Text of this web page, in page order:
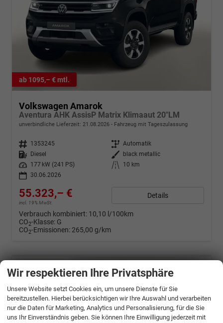
ab 1095,– € mtl.
Volkswagen Amarok
Aventura AHK AssisP Matrix Klimaaut 20"LM
unverbindliche Lieferzeit: 21.08.2026 Fahrzeug mit Tageszulassung
Fahrzeugnr. 1353245 Getriebe Automatik
Kraftstoff
Diesel Außenfarbe
black metallic
Leistung
177 kW (241 PS) Kilometerstand
10 km
30.06.2026
55.323,– €
incl. 19% MwSt.
Details
Verbrauch kombiniert: 10,10 l/100km
CO2-Klasse: G
CO2-Emissionen: 265,00 g/km
Wir respektieren Ihre Privatsphäre
Unsere Website setzt Cookies ein, um unsere Dienste für Sie
bereitzustellen. Hierbei berücksichtigen wir Ihre Auswahl und verarbeiten
nur die Daten für Marketing, Analytics und Personalisierung, für die Sie
uns Ihr Einverständnis geben. Sie können Ihre Einwilligung jederzeit mit